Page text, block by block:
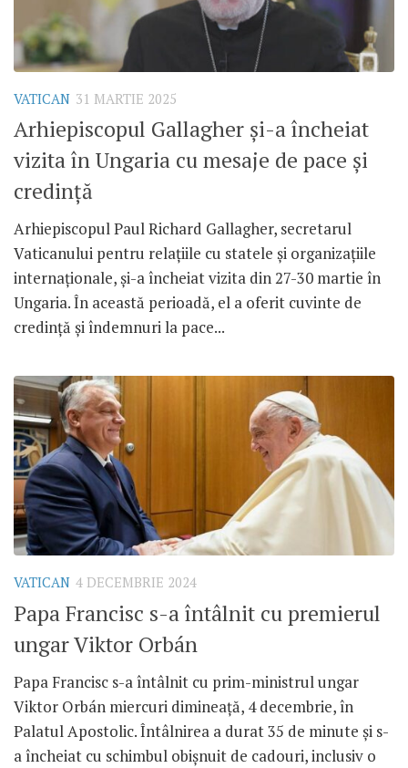
VATICAN 31 MARTIE 2025
Arhiepiscopul Gallagher și-a încheiat
vizita în Ungaria cu mesaje de pace și
credință
Arhiepiscopul Paul Richard Gallagher, secretarul
Vaticanului pentru relațiile cu statele și organizațiile
internaționale, și-a încheiat vizita din 27-30 martie în
Ungaria. În această perioadă, el a oferit cuvinte de
credință și îndemnuri la pace...
VATICAN 4 DECEMBRIE 2024
Papa Francisc s-a întâlnit cu premierul
ungar Viktor Orbán
Papa Francisc s-a întâlnit cu prim-ministrul ungar
Viktor Orbán miercuri dimineață, 4 decembrie, în
Palatul Apostolic. Întâlnirea a durat 35 de minute și s-
a încheiat cu schimbul obișnuit de cadouri, inclusiv o